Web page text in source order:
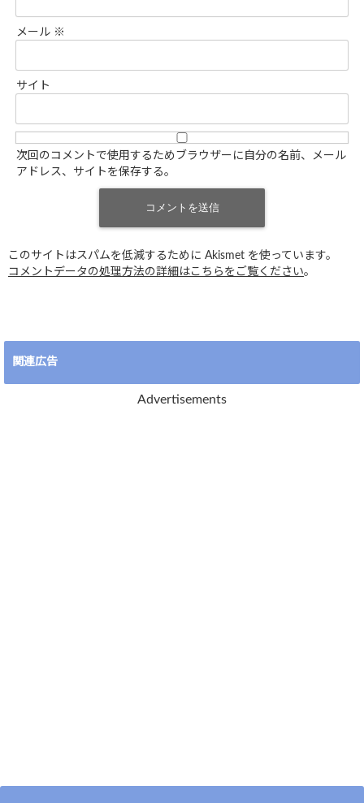
メール ※
サイト
次回のコメントで使用するためブラウザーに自分の名前、メール
アドレス、サイトを保存する。
このサイトはスパムを低減するために Akismet を使っています。
コメントデータの処理方法の詳細はこちらをご覧ください。
関連広告
Advertisements